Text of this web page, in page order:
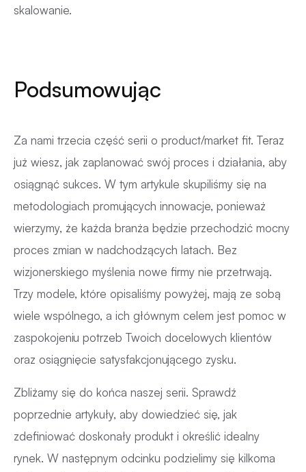
skalowanie.
Podsumowując
Za nami trzecia część serii o product/market fit. Teraz
już wiesz, jak zaplanować swój proces i działania, aby
osiągnąć sukces. W tym artykule skupiliśmy się na
metodologiach promujących innowacje, ponieważ
wierzymy, że każda branża będzie przechodzić mocny
proces zmian w nadchodzących latach. Bez
wizjonerskiego myślenia nowe firmy nie przetrwają.
Trzy modele, które opisaliśmy powyżej, mają ze sobą
wiele wspólnego, a ich głównym celem jest pomoc w
zaspokojeniu potrzeb Twoich docelowych klientów
oraz osiągnięcie satysfakcjonującego zysku.
Zbliżamy się do końca naszej serii. Sprawdź
poprzednie artykuły, aby dowiedzieć się, jak
zdefiniować doskonały produkt i określić idealny
rynek. W następnym odcinku podzielimy się kilkoma